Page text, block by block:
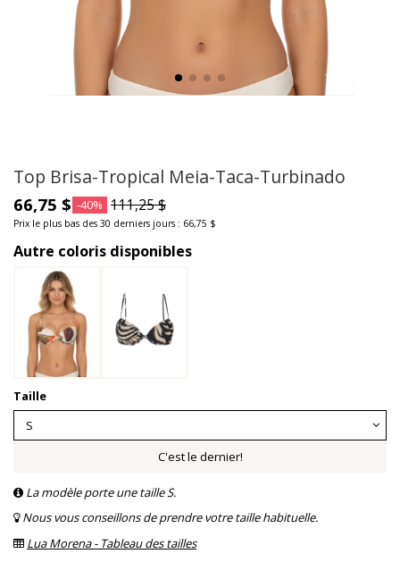
Top Brisa-Tropical Meia-Taca-Turbinado
66,75 $ -40% 111,25 $
Prix le plus bas des 30 derniers jours : 66,75 $
Autre coloris disponibles
Taille
C'est le dernier!
La modèle porte une taille S.
Nous vous conseillons de prendre votre taille habituelle.
Lua Morena - Tableau des tailles